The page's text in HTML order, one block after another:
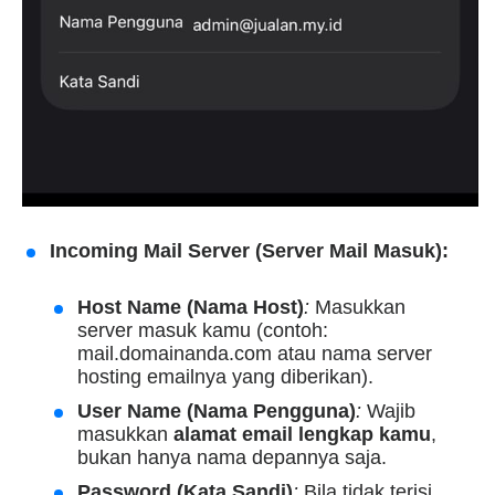
Incoming Mail Server (Server Mail Masuk):
Host Name (Nama Host): Masukkan
server masuk kamu (contoh:
mail.domainanda.com atau nama server
hosting emailnya yang diberikan).
User Name (Nama Pengguna): Wajib
masukkan alamat email lengkap kamu,
bukan hanya nama depannya saja.